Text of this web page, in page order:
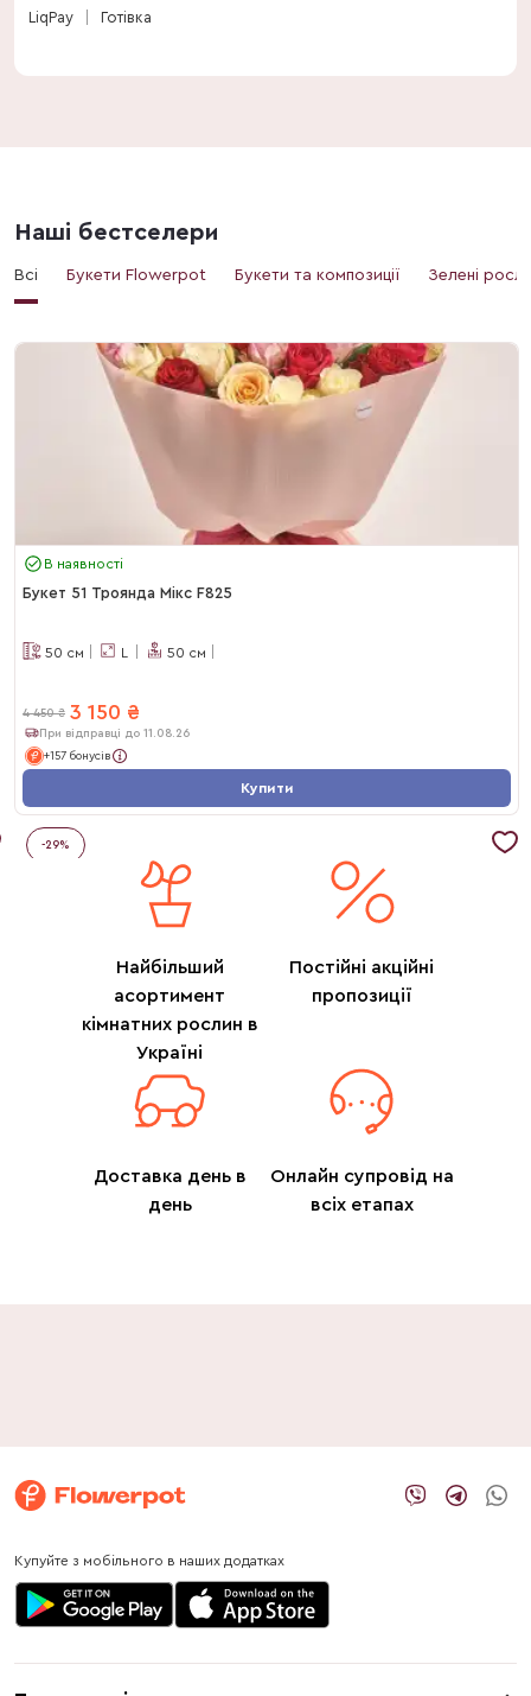
LiqPay Готівка
Наші бестселери
Всі Букети Flowerpot Букети та композиції Зелені
В наявності
Букет 51 Троянда Мікс F825
50 см L 50 см
4 450 ₴ 3 150 ₴
При відправці до 11.08.26
+157 бонусів
Купити
-29%
Найбільший
асортимент
кімнатних рослин в
Україні
Постійні акційні
пропозиції
Доставка день в
день
Онлайн супровід на
всіх етапах
Купуйте з мобільного в наших додатках